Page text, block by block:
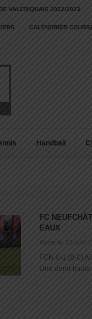
VALERIQUAIS 2022/2023
CALENDRIER
Handball
FC
EAUX
Posté le: 13 avril
FCN 0-1 (0-0)
Une demi-finale